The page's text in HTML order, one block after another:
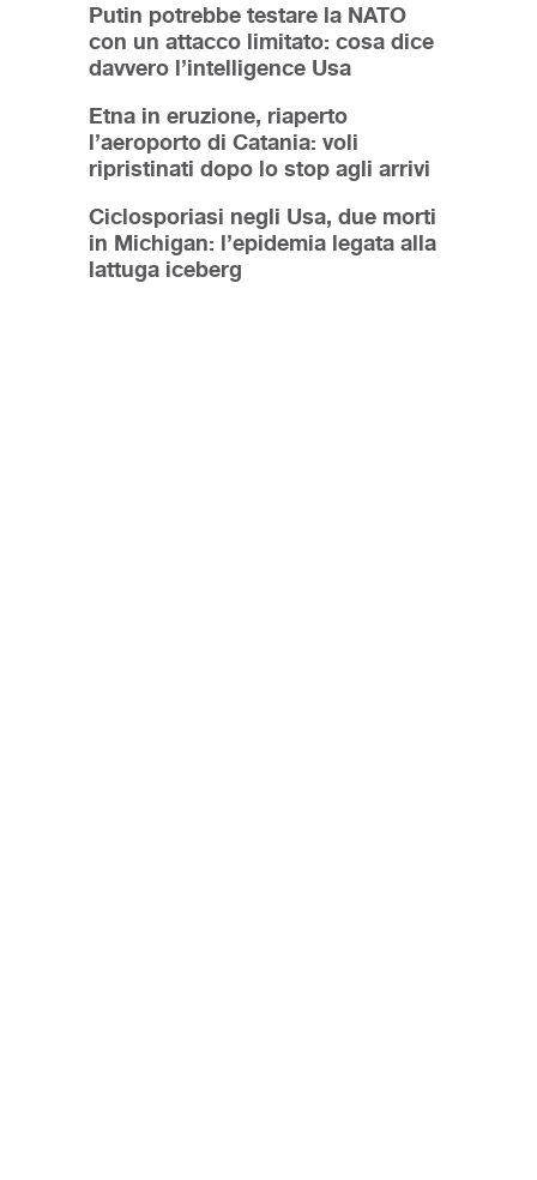
Putin potrebbe testare la NATO
con un attacco limitato: cosa dice
davvero l’intelligence Usa
Etna in eruzione, riaperto
l’aeroporto di Catania: voli
ripristinati dopo lo stop agli arrivi
Ciclosporiasi negli Usa, due morti
in Michigan: l’epidemia legata alla
lattuga iceberg